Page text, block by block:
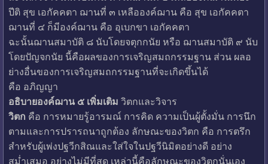
ปีติ สุข เอกัคคตา ฌานที่ ๓ เหลือองค์ฌาน คือ สุข เอกัคคตา
ฌานที่ ๔ ก็มีองค์ฌาน คือ อุเบกขา เอกัคคตา
ฉะนั้นฌานสมาบัติ ๘ นับโดยจตุกกนัย หรือ ฌานสมาบัติ ๙ นับ
โดยปัญจกนัย นี้คือผลของการเจริญสมถกรรมฐาน ส่วน ผลอ
ย่างอื่นของการเจริญสมถกรรมฐานที่จะเกิดขึ้นได้
คือ อภิญญา
อธิบายองค์ฌาน ๕ เพิ่มเติม วิตกและวิจาร
วิตก คือ การหมายรู้อารมณ์ การคิด ความเป็นผู้ตั้งมั่น การนึก
ตามและการปรารถนาถูกต้อง ลักษณะของวิตก คือ การตรึก
สำหรับผู้เพ่งปฐวีกสิณและใส่ใจในปฐวีนิมิตอย่างดี อย่าง
สม่ำเสมอ อย่างไม่มีที่สุด เหล่านี้คือลักษณะของวิตกนั่นเอง